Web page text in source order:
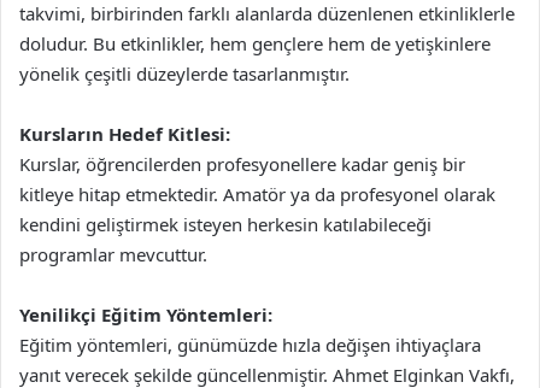
takvimi, birbirinden farklı alanlarda düzenlenen etkinliklerle
doludur. Bu etkinlikler, hem gençlere hem de yetişkinlere
yönelik çeşitli düzeylerde tasarlanmıştır.
Kursların Hedef Kitlesi:
Kurslar, öğrencilerden profesyonellere kadar geniş bir
kitleye hitap etmektedir. Amatör ya da profesyonel olarak
kendini geliştirmek isteyen herkesin katılabileceği
programlar mevcuttur.
Yenilikçi Eğitim Yöntemleri:
Eğitim yöntemleri, günümüzde hızla değişen ihtiyaçlara
yanıt verecek şekilde güncellenmiştir. Ahmet Elginkan Vakfı,